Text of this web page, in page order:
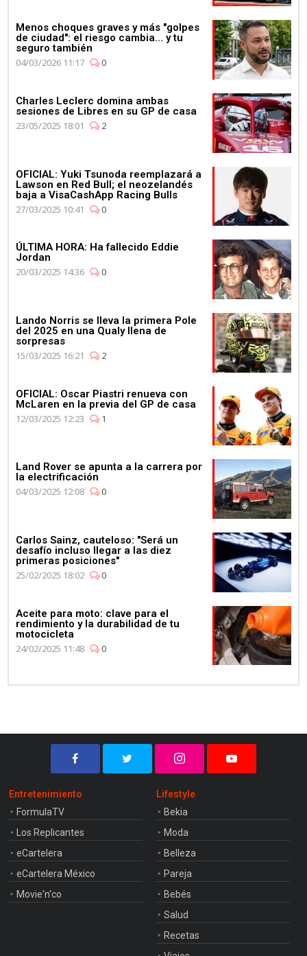
Mercedes celebra su 4º
Campeonato de
Constructores de manera
03:11
Max Verstappen se pone al
volante del Aston Martin
Menos choques graves y más "golpes
de ciudad": el riesgo cambia... y tu
seguro también
04/03/2026 11:17
0
Charles Leclerc domina ambas
sesiones de Libres en su GP de casa
23/05/2025 18:01
2
OFICIAL: Yuki Tsunoda reemplazará a
Lawson en Red Bull; el neozelandés
baja a VisaCashApp Racing Bulls
27/03/2025 10:41
0
ÚLTIMA HORA: Ha fallecido Eddie
Jordan
20/03/2025 14:36
0
Lando Norris se lleva la primera Pole
del 2025 en una Qualy llena de
sorpresas
15/03/2025 16:21
2
OFICIAL: Oscar Piastri renueva con
McLaren en la previa del GP de casa
12/03/2025 12:23
1
Land Rover se apunta a la carrera por
la electrificación
04/03/2025 12:08
0
Carlos Sainz, cauteloso: "Será un
desafío incluso llegar a las diez
primeras posiciones"
25/02/2025 18:02
0
Aceite para moto: clave para el
rendimiento y la durabilidad de tu
motocicleta
24/02/2025 11:48
0
Entretenimiento
FormulaTV
Los Replicantes
eCartelera
eCartelera México
Movie'n'co
Lifestyle
Bekia
Moda
Belleza
Pareja
Bebés
Salud
Recetas